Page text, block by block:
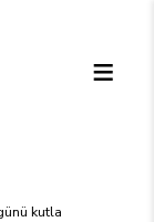
kutla